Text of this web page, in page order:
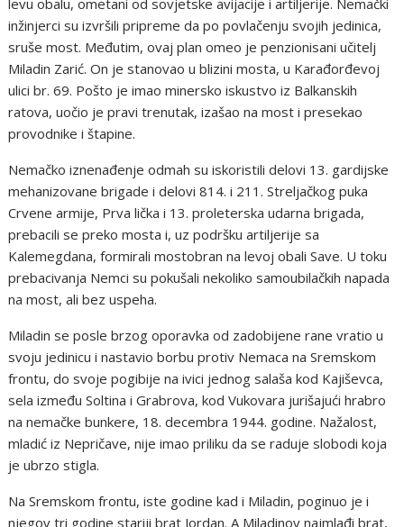
levu obalu, ometani od sovjetske avijacije i artiljerije. Nemački
inžinjerci su izvršili pripreme da po povlačenju svojih jedinica,
sruše most. Međutim, ovaj plan omeo je penzionisani učitelj
Miladin Zarić. On je stanovao u blizini mosta, u Karađorđevoj
ulici br. 69. Pošto je imao minersko iskustvo iz Balkanskih
ratova, uočio je pravi trenutak, izašao na most i presekao
provodnike i štapine.
Nemačko iznenađenje odmah su iskoristili delovi 13. gardijske
mehanizovane brigade i delovi 814. i 211. Streljačkog puka
Crvene armije, Prva lička i 13. proleterska udarna brigada,
prebacili se preko mosta i, uz podršku artiljerije sa
Kalemegdana, formirali mostobran na levoj obali Save. U toku
prebacivanja Nemci su pokušali nekoliko samoubilačkih napada
na most, ali bez uspeha.
Miladin se posle brzog oporavka od zadobijene rane vratio u
svoju jedinicu i nastavio borbu protiv Nemaca na Sremskom
frontu, do svoje pogibije na ivici jednog salaša kod Kajiševca,
sela između Soltina i Grabrova, kod Vukovara jurišajući hrabro
na nemačke bunkere, 18. decembra 1944. godine. Nažalost,
mladić iz Nepričave, nije imao priliku da se raduje slobodi koja
je ubrzo stigla.
Na Sremskom frontu, iste godine kad i Miladin, poginuo je i
njegov tri godine stariji brat Jordan. A Miladinov najmlađi brat,